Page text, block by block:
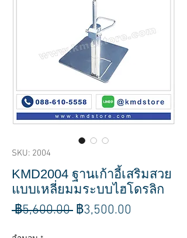
SKU: 2004
KMD2004 ฐานเก้าอี้เสริมสวย
แบบเหลี่ยมมระบบไฮโดรลิก
฿5,600.00 ราคา
฿3,500.00